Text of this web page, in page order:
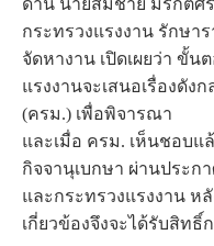
ด้าน นายสมชาย มรกตศ
กระทรวงแรงงาน รักษา
จัดหางาน เปิดเผยว่า ขั้น
แรงงานจะเสนอเรื่องดั
(ครม.) เพื่อพิจารณา
และเมื่อ ครม. เห็นชอบแ
กิจจานุเบกษา ผ่านประก
และกระทรวงแรงงาน ห
เกี่ยวข้องจึงจะได้รับสิท